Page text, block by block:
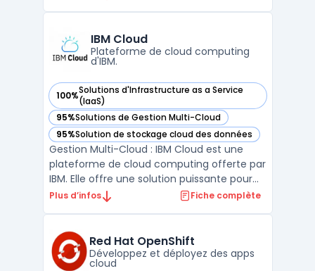
renforcées disposent d'une solution pour
traiter leu ...
IBM Cloud
Plateforme de cloud computing
d'IBM.
100%Solutions d'Infrastructure as a Service
(IaaS)
— voir IBM Cloud dans cette catégorie
95%Solutions de Gestion Multi-Cloud
— voir IBM Cloud dans cette catégorie
95%Solution de stockage cloud des données
— voir IBM Cloud dans cette catégorie
Gestion Multi-Cloud : IBM Cloud est une
plateforme de cloud computing offerte par
IBM. Elle offre une solution puissante pour
les entreprises qui souhaitent migrer leurs
cloud, ce qui signifie qu'elle permet aux
entrep ...
Plus d’infos Fiche complète
Red Hat OpenShift
Développez et déployez des apps
cloud